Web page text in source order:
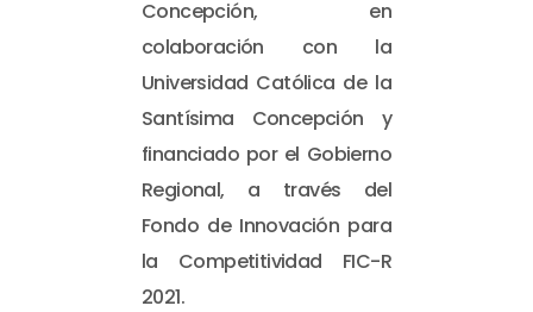
Concepción, en
colaboración con la
Universidad Católica de la
Santísima Concepción y
financiado por el Gobierno
Regional, a través del
Fondo de Innovación para
la Competitividad FIC-R
2021.